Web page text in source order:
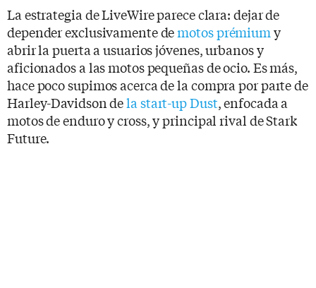
La estrategia de LiveWire parece clara: dejar de
depender exclusivamente demotos prémiumy
abrir la puerta a usuarios jóvenes, urbanos y
aficionados a las motos pequeñas de ocio. Es más,
hace poco supimos acerca de la compra por parte de
Harley-Davidson dela start-up Dust, enfocada a
motos de enduro y cross, y principal rival de Stark
Future.